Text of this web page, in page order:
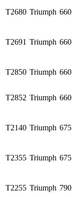
T2680 Triumph 660
T2691 Triumph 660
T2850 Triumph 660
T2852 Triumph 660
T2140 Triumph 675
T2355 Triumph 675
T2255 Triumph 790